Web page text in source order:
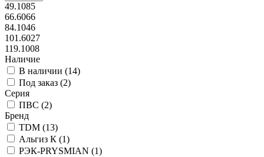
49.1085
66.6066
84.1046
101.6027
119.1008
Наличие
В наличии (14)
Под заказ (2)
Серия
ПВС (2)
Бренд
TDM (13)
Альгиз К (1)
РЭК-PRYSMIAN (1)